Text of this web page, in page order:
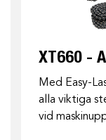
XT660 -
Med Easy-
alla viktiga
vid